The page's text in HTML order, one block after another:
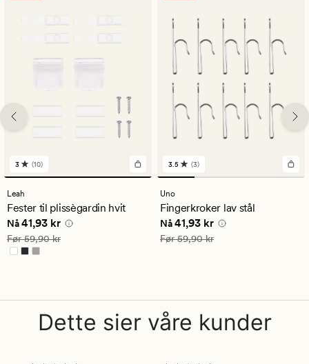
10
anmeldelser
med
en
gjennomsnittlig
vurdering
på
3
3 (10)
Leah
Fester til plissègardin hvit
Nåværende pris
Nå41,93 kr
Vanlig pris 59,90 kr
Før59,90 kr
3
anmeldelser
med
en
gjennomsnittlig
vurdering
på
3.5
3.5 (3)
Uno
Fingerkroker lav stål
Nåværende pris
Nå41,93 kr
Vanlig pris 59,90 kr
Før59,90 kr
Dette sier våre kunder